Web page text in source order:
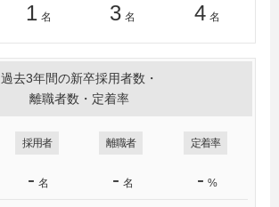
1 名 3 名 4 名
過去3年間の新卒採用者数・
離職者数・定着率
採用者 離職者 定着率
- 名 - 名 - %